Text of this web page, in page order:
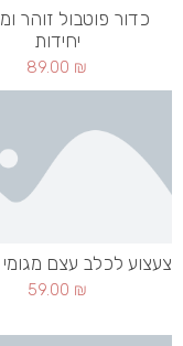
יחידות
89.00 ₪
צעצוע לכלב עצם מגומי 1 יחידות
59.00 ₪